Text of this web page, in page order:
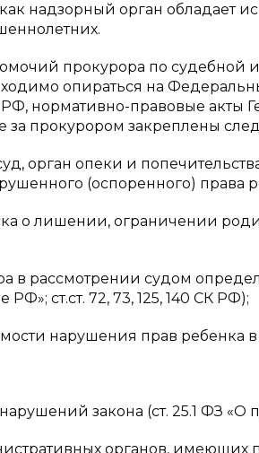
надзорный орган обладает
прокурора по судебной
опираться на
нормативно-правовые акты
за прокурором закреплены
орган опеки и
(оспоренного) права
о лишении, ограничении
в рассмотрении судом
ст.ст. 72, 73, 125, 140 СК РФ);
нарушения прав ребенка
закона (ст. 25.1 ФЗ «О
органов,